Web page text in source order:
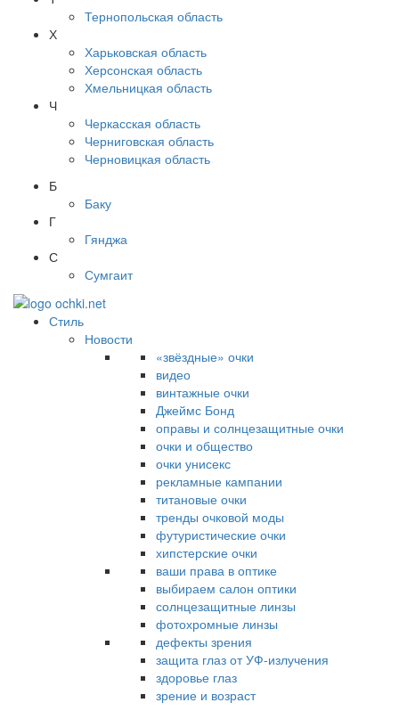
Тернопольская область
Х
Харьковская область
Херсонская область
Хмельницкая область
Ч
Черкасская область
Черниговская область
Черновицкая область
Б
Баку
Г
Гянджа
С
Сумгаит
Стиль
Новости
«звёздные» очки
видео
винтажные очки
Джеймс Бонд
оправы и солнцезащитные очки
очки и общество
очки унисекс
рекламные кампании
титановые очки
тренды очковой моды
футуристические очки
хипстерские очки
ваши права в оптике
выбираем салон оптики
солнцезащитные линзы
фотохромные линзы
дефекты зрения
защита глаз от УФ-излучения
здоровье глаз
зрение и возраст